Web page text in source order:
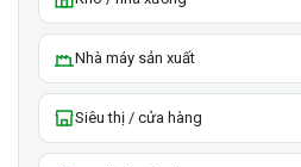
Nhà máy sản xuất
Siêu thị / cửa hàng